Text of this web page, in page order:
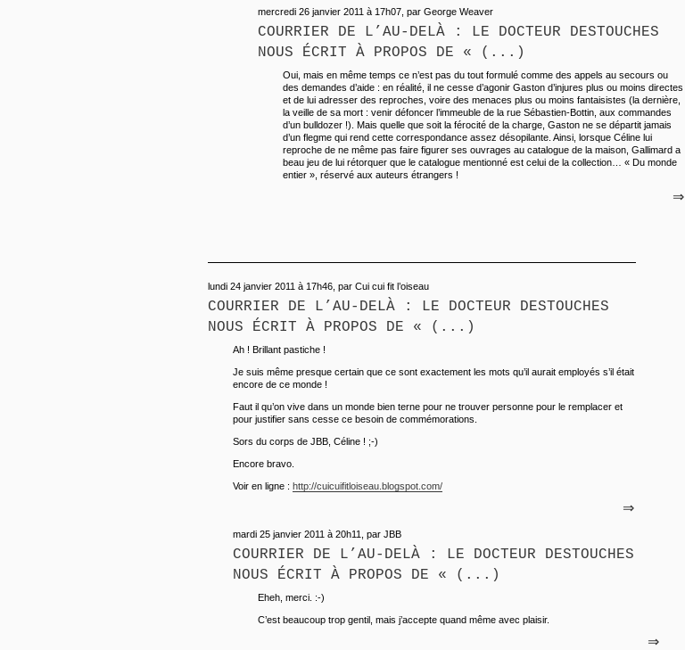
mercredi 26 janvier 2011 à 17h07, par George Weaver
COURRIER DE L’AU-DELÀ : LE DOCTEUR DESTOUCHES
NOUS ÉCRIT À PROPOS DE « (...)
Oui, mais en même temps ce n’est pas du tout formulé comme des appels au secours ou
des demandes d’aide : en réalité, il ne cesse d’agonir Gaston d’injures plus ou moins directes
et de lui adresser des reproches, voire des menaces plus ou moins fantaisistes (la dernière,
la veille de sa mort : venir défoncer l’immeuble de la rue Sébastien-Bottin, aux commandes
d’un bulldozer !). Mais quelle que soit la férocité de la charge, Gaston ne se départit jamais
d’un flegme qui rend cette correspondance assez désopilante. Ainsi, lorsque Céline lui
reproche de ne même pas faire figurer ses ouvrages au catalogue de la maison, Gallimard a
beau jeu de lui rétorquer que le catalogue mentionné est celui de la collection… « Du monde
entier », réservé aux auteurs étrangers !
⇒
lundi 24 janvier 2011 à 17h46, par Cui cui fit l’oiseau
COURRIER DE L’AU-DELÀ : LE DOCTEUR DESTOUCHES
NOUS ÉCRIT À PROPOS DE « (...)
Ah ! Brillant pastiche !
Je suis même presque certain que ce sont exactement les mots qu’il aurait employés s’il était
encore de ce monde !
Faut il qu’on vive dans un monde bien terne pour ne trouver personne pour le remplacer et
pour justifier sans cesse ce besoin de commémorations.
Sors du corps de JBB, Céline ! ;-)
Encore bravo.
Voir en ligne : http://cuicuifitloiseau.blogspot.com/
⇒
mardi 25 janvier 2011 à 20h11, par JBB
COURRIER DE L’AU-DELÀ : LE DOCTEUR DESTOUCHES
NOUS ÉCRIT À PROPOS DE « (...)
Eheh, merci. :-)
C’est beaucoup trop gentil, mais j’accepte quand même avec plaisir.
⇒